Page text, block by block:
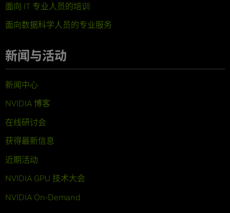
面向 IT 专业人员的培训
面向数据科学人员的专业服务
新闻与活动
新闻中心
NVIDIA 博客
在线研讨会
获得最新信息
近期活动
NVIDIA GPU 技术大会
NVIDIA On-Demand